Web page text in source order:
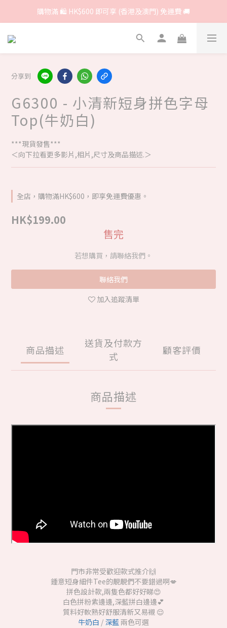
購物滿 🛍 HK$600 即可享 (香港及澳門) 免運費 🚚
分享到
G6300 - 小清新短身拼色字母
Top(牛奶白)
***現貨發售***
＜向下拉看更多影片,相片,尺寸及商品描述.＞
全店，購物滿HK$600，即享免運費優惠。
HK$199.00
售完
若想購買，請聯絡我們。
聯絡我們
加入追蹤清單
商品描述
送貨及付款方
式
顧客評價
商品描述
門市非常受歡迎款式推介🙌
鍾意短身細件Tee的靚靚們不要錯過啊💋
拼色設計款,兩隻色都好好睇😍
白色拼粉紫邊邊,深藍拼白邊邊💕
質料好軟熟好舒服清新又易襯 😌
牛奶白 / 深藍兩色可選